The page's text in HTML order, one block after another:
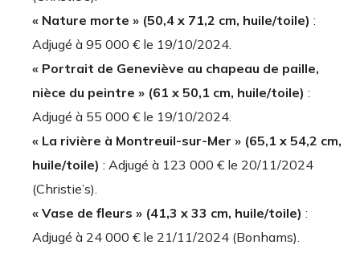
« Nature morte » (50,4 x 71,2 cm, huile/toile) :
Adjugé à 95 000 € le 19/10/2024.
« Portrait de Geneviève au chapeau de paille,
nièce du peintre » (61 x 50,1 cm, huile/toile) :
Adjugé à 55 000 € le 19/10/2024.
« La rivière à Montreuil-sur-Mer » (65,1 x 54,2 cm,
huile/toile) : Adjugé à 123 000 € le 20/11/2024
(Christie’s).
« Vase de fleurs » (41,3 x 33 cm, huile/toile) :
Adjugé à 24 000 € le 21/11/2024 (Bonhams).